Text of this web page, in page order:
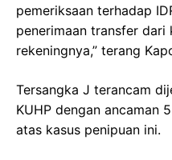
pemeriksaan terhadap
penerimaan transfer dari
rekeningnya,” terang
Tersangka J terancam
KUHP dengan ancaman
atas kasus penipuan ini.